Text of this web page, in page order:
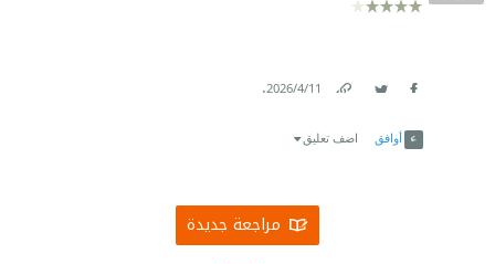
11‏/4‏/2026
.
أوافق اضف تعليق
مراجعة جديدة